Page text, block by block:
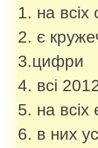
1. на
2. є
3.цифри
4. всі
5. на всіх
6. в них